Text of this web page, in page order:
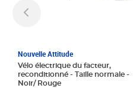
Nouvelle Attitude
Vélo électrique du facteur,
reconditionné - Taille normale -
Noir/ Rouge